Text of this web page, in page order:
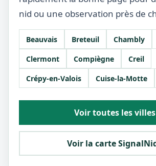
nid ou une observation près de
Beauvais Breteuil Chambly
Clermont
Compiègne
Creil
Crépy-en-Valois
Cuise-la-Motte
Voir toutes les villes
Voir la carte